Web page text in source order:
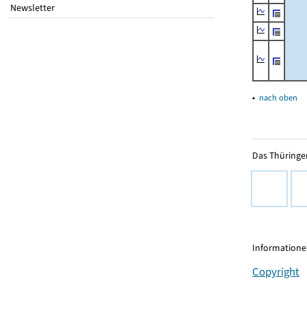
Newsletter
▴ nach oben
Das
Copyright